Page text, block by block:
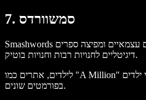
7. סמשוורדס
Smashwords היא פלטפורמה מצוינת לסופרים עצמאיים ומפיצה ספרים
דיגיטליים לחנויות רבות וחנויות בוטיק.
לילדים, אתרים כמו "A Million" מציעים מגוון רחב של ספרי ילדים
בפורמטים שונים.